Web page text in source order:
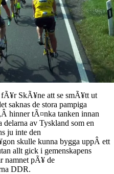
SkÃ¥ne att se smÃ¥tt ut
saknas de stora pampiga
hinner tÃ¤nka tanken innan
av Tyskland som en
ju inte den
skulle kunna bygga uppÂ ett
allt gick i gemenskapens
namnet pÃ¥ de
DDR.